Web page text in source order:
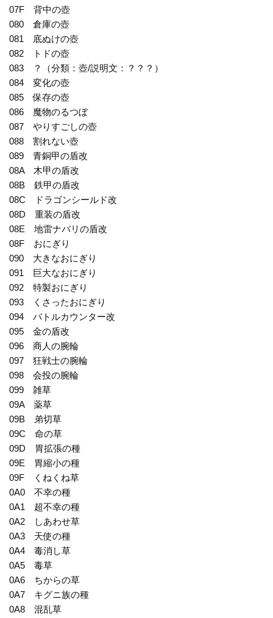
07F 背中の壺
080 倉庫の壺
081 底ぬけの壺
082 トドの壺
083 ？（分類：壺/説明文：？？？）
084 変化の壺
085 保存の壺
086 魔物のるつぼ
087 やりすごしの壺
088 割れない壺
089 青銅甲の盾改
08A 木甲の盾改
08B 鉄甲の盾改
08C ドラゴンシールド改
08D 重装の盾改
08E 地雷ナバリの盾改
08F おにぎり
090 大きなおにぎり
091 巨大なおにぎり
092 特製おにぎり
093 くさったおにぎり
094 バトルカウンター改
095 金の盾改
096 商人の腕輪
097 狂戦士の腕輪
098 会投の腕輪
099 雑草
09A 薬草
09B 弟切草
09C 命の草
09D 胃拡張の種
09E 胃縮小の種
09F くねくね草
0A0 不幸の種
0A1 超不幸の種
0A2 しあわせ草
0A3 天使の種
0A4 毒消し草
0A5 毒草
0A6 ちからの草
0A7 キグニ族の種
0A8 混乱草